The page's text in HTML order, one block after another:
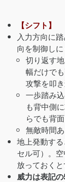
【シフト】
入力方向に踏
向を制御し
切り返す
幅だけで
攻撃を叩
一歩踏み
も背中側
らでも背
無敵時間あ
地上発動す
セル可）。
放っておくと
威力は表記